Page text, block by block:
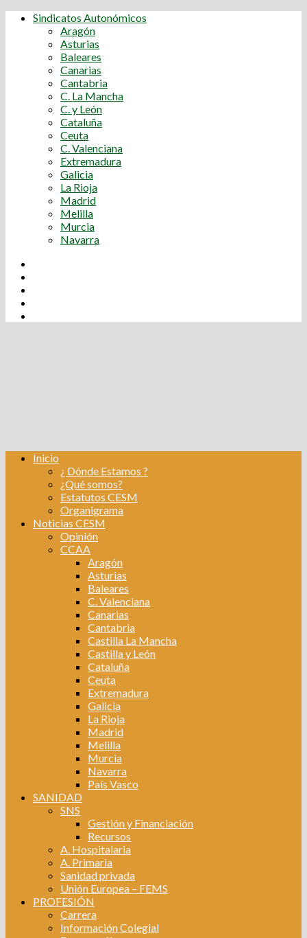
Sindicatos Autonómicos
Aragón
Asturias
Baleares
Canarias
Cantabria
C. La Mancha
C. y León
Cataluña
Ceuta
C. Valenciana
Extremadura
Galicia
La Rioja
Madrid
Melilla
Murcia
Navarra
fb
Inicio
¿ Dónde Estamos ?
¿Qué somos?
Estatutos CESM
Organigrama
Noticias CESM
Opinión
CCAA
Aragón
Asturias
Baleares
C. Valenciana
Canarias
Cantabria
Castilla La Mancha
Castilla y León
Cataluña
Ceuta
Extremadura
Galicia
La Rioja
Madrid
Melilla
Murcia
Navarra
País Vasco
SANIDAD
SNS
Gestión y Financiación
Recursos
A. Hospitalaria
A. Primaria
Sanidad privada
Unión Europea – FEMS
PROFESIÓN
Carrera
Información Colegial